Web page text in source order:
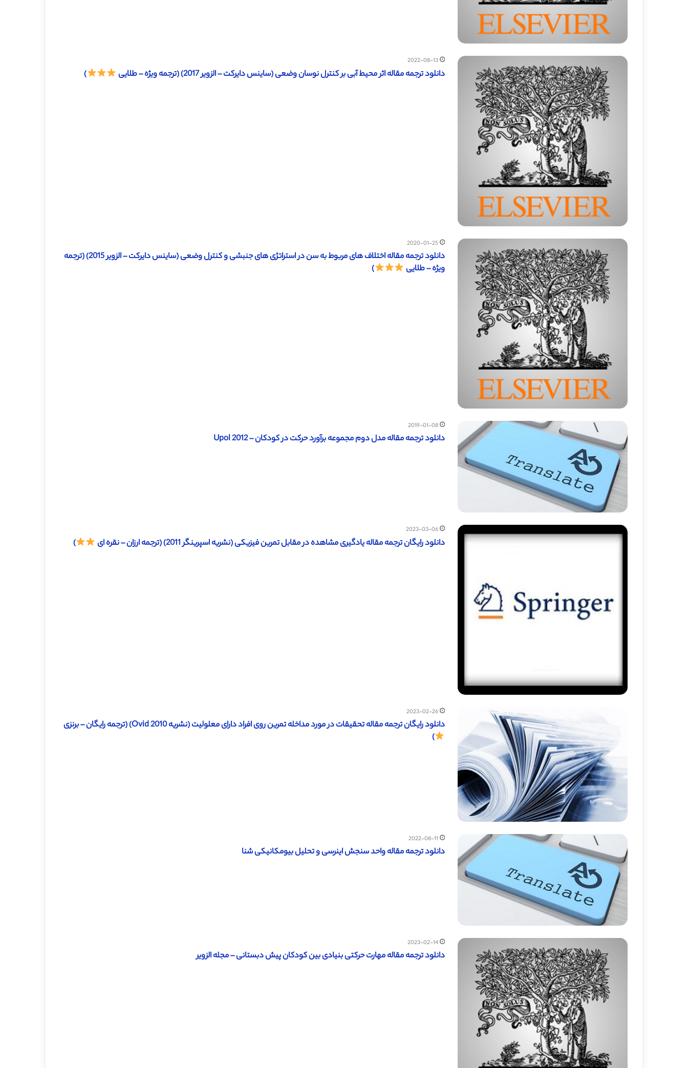
2022-08-13
دانلود ترجمه مقاله اثر محیط آبی بر کنترل نوسان وضعی (ساینس دایرکت – الزویر 2017) (ترجمه ویژه – طلایی )
2020-01-25
دانلود ترجمه مقاله اختلاف های مربوط به سن در استراتژی های جنبشی و کنترل وضعی (ساینس دایرکت – الزویر 2015) (ترجمه
ویژه – طلایی
)
2019-01-08
دانلود ترجمه مقاله مدل دوم مجموعه برآورد حرکت در کودکان – Upol 2012
2023-03-06
دانلود رایگان ترجمه مقاله یادگیری مشاهده در مقابل تمرین فیزیکی (نشریه اسپرینگر 2011) (ترجمه ارزان – نقره ای )
2023-02-26
دانلود رایگان ترجمه مقاله تحقیقات در مورد مداخله تمرین روی افراد دارای معلولیت (نشریه Ovid 2010) (ترجمه رایگان – برنزی
)
2022-08-11
دانلود ترجمه مقاله واحد سنجش اینرسی و تحلیل بیومکانیکی شنا
2023-02-14
دانلود ترجمه مقاله مهارت حرکتی بنیادی بین کودکان پیش دبستانی – مجله الزویر